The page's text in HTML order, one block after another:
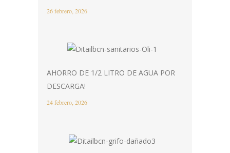
26 febrero, 2026
AHORRO DE 1/2 LITRO DE AGUA POR
DESCARGA!
24 febrero, 2026